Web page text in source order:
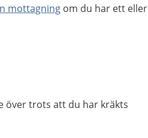
mottagning om du har ett eller
över trots att du har kräkts